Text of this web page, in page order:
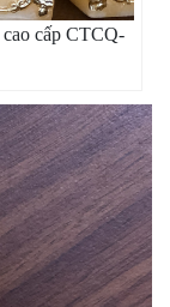
cấp CTCQ-